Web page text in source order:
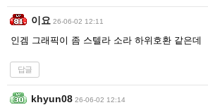
이요 26-06-02 12:11
인겜 그래픽이 좀 스텔라 소라 하위호환 같은데
답글
khyun08 26-06-02 12:14